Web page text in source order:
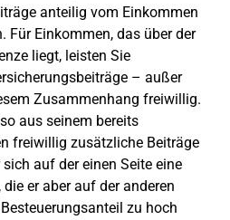
anteilig vom Einkommen
Für Einkommen, das über der
liegt, leisten Sie
– außer
Zusammenhang freiwillig.
aus seinem bereits
freiwillig zusätzliche Beiträge
auf der einen Seite eine
er aber auf der anderen
zu hoch